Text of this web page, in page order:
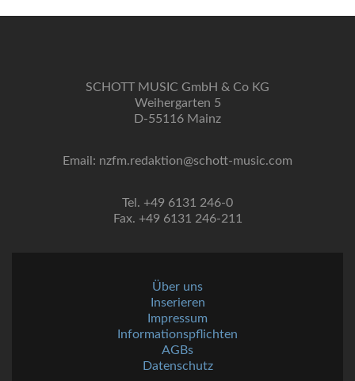
SCHOTT MUSIC GmbH & Co KG
Weihergarten 5
D-55116 Mainz
Email: nzfm.redaktion@schott-music.com
Tel. +49 6131 246-0
Fax. +49 6131 246-211
Über uns
Inserieren
Impressum
Informationspflichten
AGBs
Datenschutz